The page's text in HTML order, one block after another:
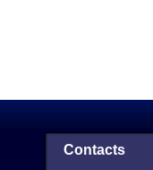
Contacts